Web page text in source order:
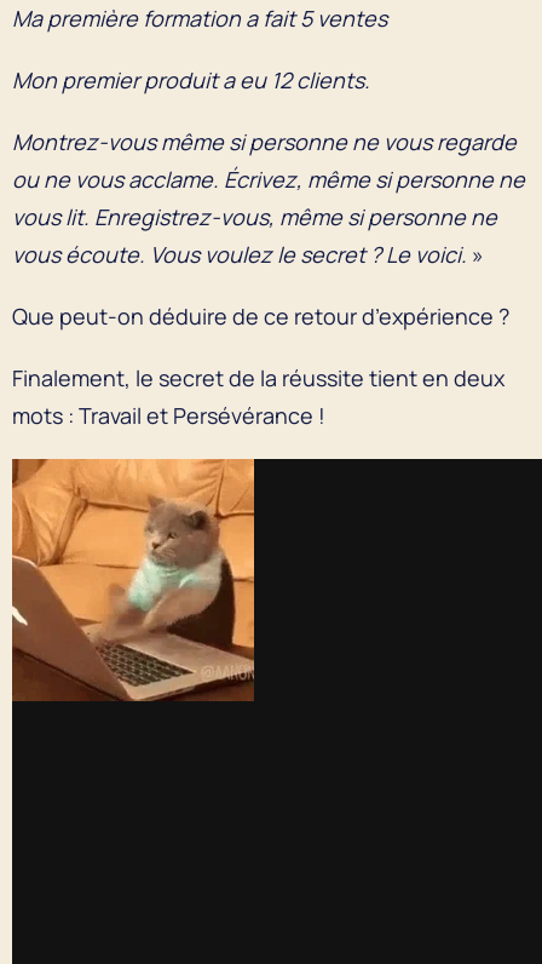
Ma première formation a fait 5 ventes
Mon premier produit a eu 12 clients.
Montrez-vous même si personne ne vous regarde
ou ne vous acclame. Écrivez, même si personne ne
vous lit. Enregistrez-vous, même si personne ne
vous écoute. Vous voulez le secret ? Le voici. »
Que peut-on déduire de ce retour d’expérience ?
Finalement, le secret de la réussite tient en deux
mots : Travail et Persévérance !